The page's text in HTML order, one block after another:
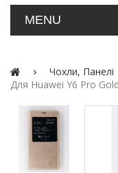
MENU
Чохли, Панелі
Для Huawei Y6 Pro Gold